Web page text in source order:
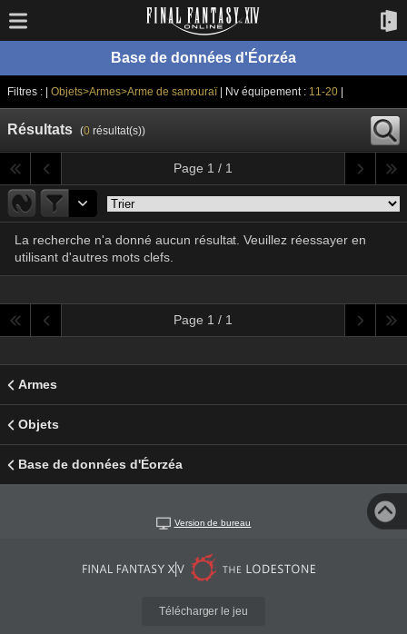
Base de données d'Éorzéa
Filtres : | Objets>Armes>Arme de samouraï | Nv équipement : 11-20
Résultats (0résultat(s))
Page 1 / 1
La recherche n'a donné aucun résultat. Veuillez réessayer en
utilisant d'autres mots clefs.
Page 1 / 1
Armes
Objets
Base de données d'Éorzéa
Version de bureau
Télécharger le jeu